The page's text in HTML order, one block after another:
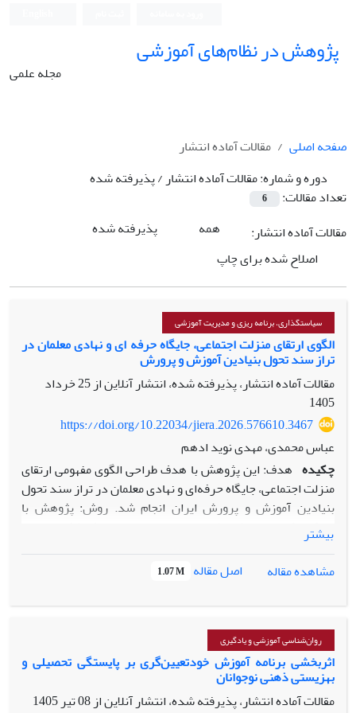
پژوهش در نظام‌های آموزشی
مجله علمی
صفحه اصلی
مقالات آماده انتشار
دوره و شماره:مقالات آماده انتشار / پذیرفته شده
تعداد مقالات:
6
مقالات آماده انتشار: همه
پذیرفته شده
اصلاح شده برای چاپ
سیاستگذاری، برنامه ریزی و مدیریت آموزشی
الگوی ارتقای منزلت اجتماعی، جایگاه حرفه‌ ای و نهادی معلمان در
تراز سند تحول بنیادین آموزش‌ و پرورش
مقالات آماده انتشار، پذیرفته شده، انتشار آنلاین از
25 خرداد
1405
https://doi.org/10.22034/jiera.2026.576610.3467
عباس محمدی، مهدی نوید ادهم
چکیده هدف: این پژوهش با هدف طراحی الگوی مفهومی ارتقای
منزلت اجتماعی، جایگاه حرفه‌ای و نهادی معلمان در تراز سند تحول
بنیادین آموزش و پرورش ایران انجام شد. روش: پژوهش با
رویکرد کیفی و روش نظریه داده‌بنیاد سیستماتیک (اشتراوس و
نیمه‌ساختاریافته با ۲۲ نفر از خبرگان شامل تدوین‌کنندگان سند
تحول، مجریان زیرنظام تربیت معلم و معلمان باتجربه گردآوری
شد. نمونه‌گیری به شیوه هدفمند و گلوله‌برفی تا رسیدن به اشباع
روایی با روش بازبینی مشارکت‌کنندگان و پایایی با توافق ۹۱
درصدی بین دو کدگذار تأیید شد. یافته‌ها: تحلیل داده‌ها به
شناسایی ۳۳ مقوله اصلی در سه بعد اجتماعی، حرفه‌ای و نهادی
بیشتر
مشاهده مقاله
اصل مقاله 1.07 M
روان‌شناسی آموزشی و یادگیری
اثربخشی برنامه آموزش خودتعیین‌گری بر پایستگی تحصیلی و
بهزیستی ذهنی نوجوانان
مقالات آماده انتشار، پذیرفته شده، انتشار آنلاین از 08 تیر 1405